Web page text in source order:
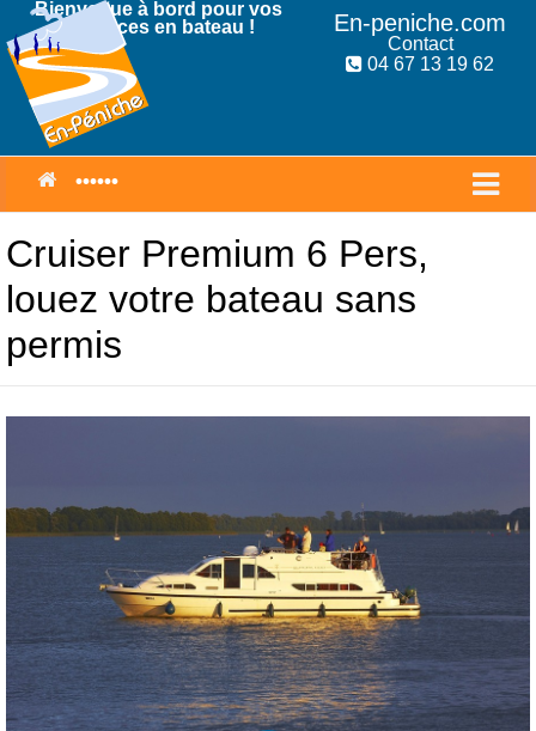
En-peniche.com
Contact
04 67 13 19 62
Bienvenue à bord pour vos
Vacances en bateau !
Cruiser Premium 6 Pers,
louez votre bateau sans
permis